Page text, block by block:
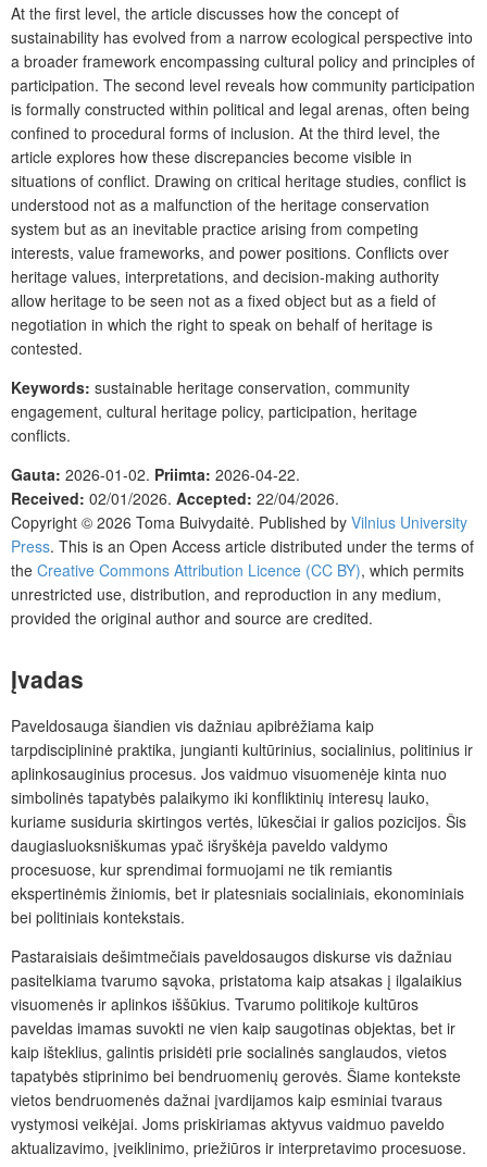
At the first level, the article discusses how the concept of
sustainability has evolved from a narrow ecological perspective into
a broader framework encompassing cultural policy and principles of
participation. The second level reveals how community participation
is formally constructed within political and legal arenas, often being
confined to procedural forms of inclusion. At the third level, the
article explores how these discrepancies become visible in
situations of conflict. Drawing on critical heritage studies, conflict is
understood not as a malfunction of the heritage conservation
system but as an inevitable practice arising from competing
interests, value frameworks, and power positions. Conflicts over
heritage values, interpretations, and decision-making authority
allow heritage to be seen not as a fixed object but as a field of
negotiation in which the right to speak on behalf of heritage is
contested.
Keywords: sustainable heritage conservation, community
engagement, cultural heritage policy, participation, heritage
conflicts.
Gauta: 2026-01-02. Priimta: 2026-04-22.
Received: 02/01/2026. Accepted: 22/04/2026.
Copyright © 2026 Toma Buivydaitė. Published by Vilnius University
Press. This is an Open Access article distributed under the terms of
the Creative Commons Attribution Licence (CC BY), which permits
unrestricted use, distribution, and reproduction in any medium,
provided the original author and source are credited.
Įvadas
Paveldosauga šiandien vis dažniau apibrėžiama kaip
tarpdisciplininė praktika, jungianti kultūrinius, socialinius, politinius ir
aplinkosauginius procesus. Jos vaidmuo visuomenėje kinta nuo
simbolinės tapatybės palaikymo iki konfliktinių interesų lauko,
kuriame susiduria skirtingos vertės, lūkesčiai ir galios pozicijos. Šis
daugiasluoksniškumas ypač išryškėja paveldo valdymo
procesuose, kur sprendimai formuojami ne tik remiantis
ekspertinėmis žiniomis, bet ir platesniais socialiniais, ekonominiais
bei politiniais kontekstais.
Pastaraisiais dešimtmečiais paveldosaugos diskurse vis dažniau
pasitelkiama tvarumo sąvoka, pristatoma kaip atsakas į ilgalaikius
visuomenės ir aplinkos iššūkius. Tvarumo politikoje kultūros
paveldas imamas suvokti ne vien kaip saugotinas objektas, bet ir
kaip išteklius, galintis prisidėti prie socialinės sanglaudos, vietos
tapatybės stiprinimo bei bendruomenių gerovės. Šiame kontekste
vietos bendruomenės dažnai įvardijamos kaip esminiai tvaraus
vystymosi veikėjai. Joms priskiriamas aktyvus vaidmuo paveldo
aktualizavimo, įveiklinimo, priežiūros ir interpretavimo procesuose.